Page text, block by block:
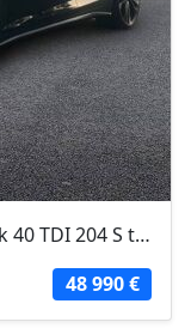
AUDI A5 2025 - Noir - A5 Sportback 40 TDI 204 S tronic 7 Quattro Competition
48 990 €